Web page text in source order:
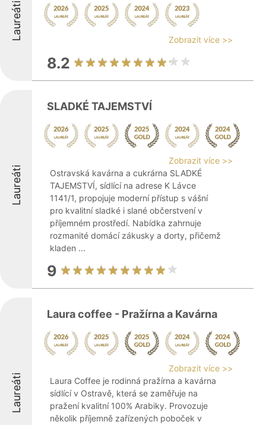
Laureáti Zobrazit více >>
8.2
Laureáti
SLADKÉ TAJEMSTVÍ
Zobrazit více >>
Ostravská kavárna a cukrárna SLADKÉ
TAJEMSTVÍ, sídlící na adrese K Lávce
1141/1, propojuje moderní přístup s vášní
pro kvalitní sladké i slané občerstvení v
příjemném prostředí. Nabídka zahrnuje
rozmanité domácí zákusky a dorty, přičemž
kladen ...
9
Laureáti
Laura coffee - Pražírna a Kavárna
Zobrazit více >>
Laura Coffee je rodinná pražírna a kavárna
sídlící v Ostravě, která se zaměřuje na
pražení kvalitní 100% Arabiky. Provozuje
několik příjemně zařízených poboček v